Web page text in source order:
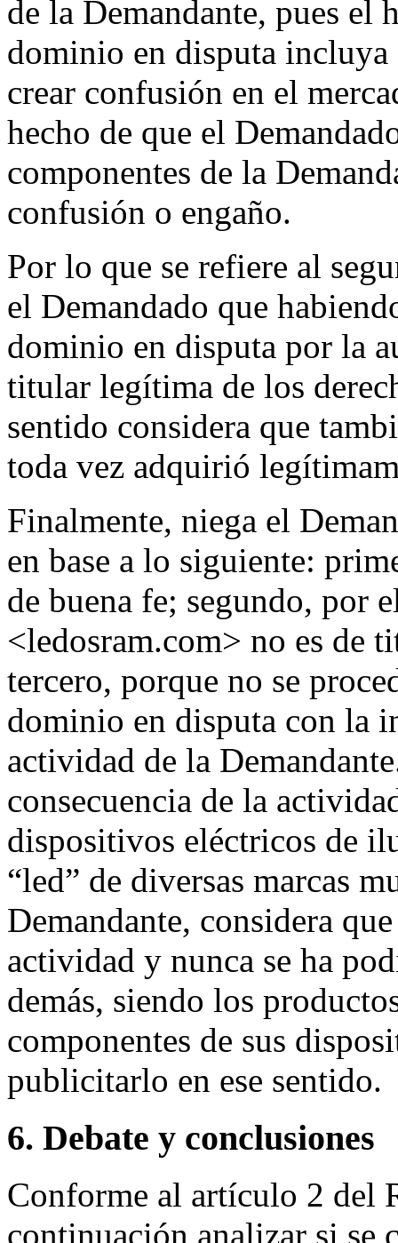
de la Demandante, pues el
dominio en disputa incluya
crear confusión en el
hecho de que el
componentes de la
confusión o engaño.
Por lo que se refiere al
el Demandado que
dominio en disputa por la
titular legítima de los
sentido considera que
toda vez adquirió
Finalmente, niega el
en base a lo siguiente:
de buena fe; segundo, por
<ledosram.com> no es de
tercero, porque no se
dominio en disputa con la
actividad de la
consecuencia de la
dispositivos eléctricos de
“led” de diversas marcas
Demandante, considera
actividad y nunca se ha
demás, siendo los
componentes de sus
publicitarlo en ese sentido.
6. Debate y conclusiones
Conforme al artículo 2 del
continuación analizar si se